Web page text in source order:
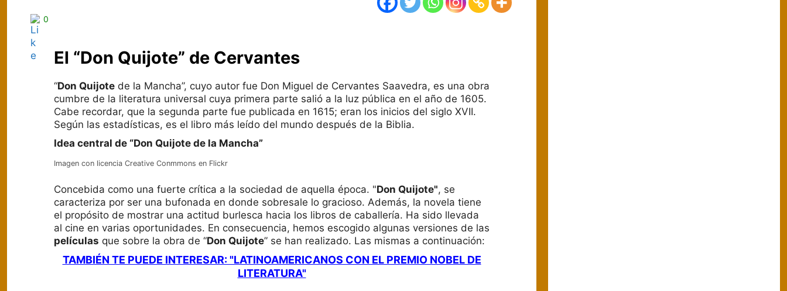
0
El “Don Quijote” de Cervantes
“Don Quijote de la Mancha”, cuyo autor fue Don Miguel de Cervantes Saavedra, es una obra
cumbre de la literatura universal cuya primera parte salió a la luz pública en el año de 1605.
Cabe recordar, que la segunda parte fue publicada en 1615; eran los inicios del siglo XVII.
Según las estadísticas, es el libro más leído del mundo después de la Biblia.
Idea central de “Don Quijote de la Mancha”
Imagen con licencia Creative Conmmons en Flickr
Concebida como una fuerte crítica a la sociedad de aquella época. "Don Quijote", se
caracteriza por ser una bufonada en donde sobresale lo gracioso. Además, la novela tiene
el propósito de mostrar una actitud burlesca hacia los libros de caballería. Ha sido llevada
al cine en varias oportunidades. En consecuencia, hemos escogido algunas versiones de las
películas que sobre la obra de “Don Quijote” se han realizado. Las mismas a continuación:
TAMBIÉN TE PUEDE INTERESAR: "LATINOAMERICANOS CON EL PREMIO NOBEL DE
LITERATURA"